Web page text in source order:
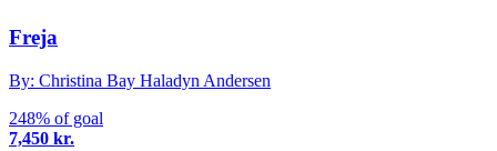
Freja
By: Christina Bay Haladyn Andersen
248% of goal
7,450 kr.